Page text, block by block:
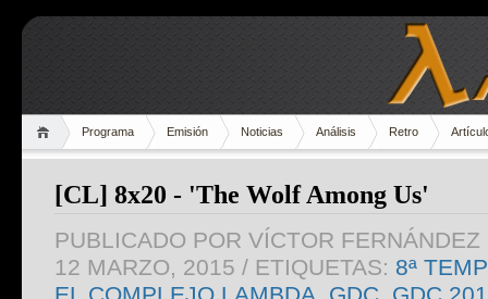
Programa Emisión Noticias Análisis Retro
[CL] 8x20 - 'The Wolf Among Us'
PUBLICADO POR VÍCTOR
12 MARZO, 2015 / ETIQUETAS: 8ª
EL COMPLEJO LAMBDA
GDC
GDC